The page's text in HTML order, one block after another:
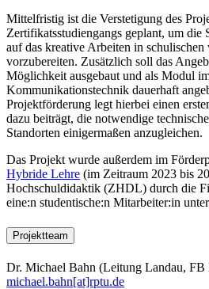
Mittelfristig ist die Verstetigung des
Zertifikatsstudiengangs geplant, um die
auf das kreative Arbeiten in
vorzubereiten. Zusätzlich soll das
Möglichkeit ausgebaut und als Modul
Kommunikationstechnik dauerhaft
Projektförderung legt hierbei einen
dazu beiträgt, die notwendige
Standorten einigermaßen anzugleichen.
Das Projekt wurde außerdem im
Hybride Lehre (im Zeitraum 2023 bis
Hochschuldidaktik (ZHDL) durch die
eine:n studentische:n Mitarbeiter:in
Projektteam
Dr. Michael Bahn (Leitung Landau,
michael.bahn[at]rptu.de